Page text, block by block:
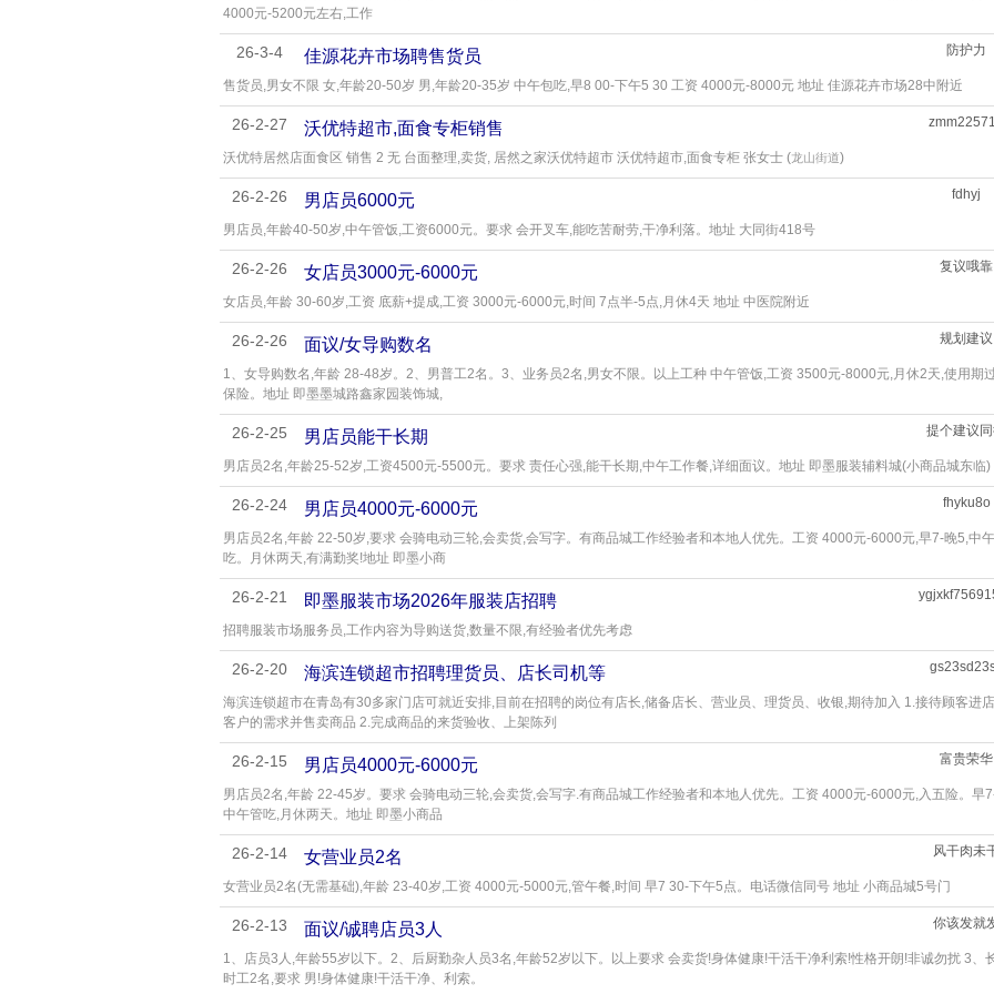
4000元-5200元左右,工作
26-3-4 佳源花卉市场聘售货员 防护力
售货员,男女不限 女,年龄20-50岁 男,年龄20-35岁 中午包吃,早8 00-下午5 30 工资 4000元-8000元 地址 佳源花卉市场28中附近
26-2-27 沃优特超市,面食专柜销售
沃优特居然店面食区 销售 2 无 台面整理,卖货, 居然之家沃优特超市 沃优特超市,面食专柜 张女士 (龙山街道)
26-2-26 男店员6000元 fdhyj
男店员,年龄40-50岁,中午管饭,工资6000元。要求 会开叉车,能吃苦耐劳,干净利落。地址 大同街418号
26-2-26 女店员3000元-6000元 复议哦靠
女店员,年龄 30-60岁,工资 底薪+提成,工资 3000元-6000元,时间 7点半-5点,月休4天 地址 中医院附近
26-2-26 面议/女导购数名 规划建议
1、女导购数名,年龄 28-48岁。2、男普工2名。3、业务员2名,男女不限。以上工种 中午管饭,工资 3500元-8000元,月休2天,使用期
保险。地址 即墨墨城路鑫家园装饰城,
26-2-25 男店员能干长期 提个建议
男店员2名,年龄25-52岁,工资4500元-5500元。要求 责任心强,能干长期,中午工作餐,详细面议。地址 即墨服装辅料城(小商品城东临)
26-2-24 男店员4000元-6000元 fhyku8o
男店员2名,年龄 22-50岁,要求 会骑电动三轮,会卖货,会写字。有商品城工作经验者和本地人优先。工资 4000元-6000元,早7-晚5,中
吃。月休两天,有满勤奖!地址 即墨小商
26-2-21 即墨服装市场2026年服装店招聘
招聘服装市场服务员,工作内容为导购送货,数量不限,有经验者优先考虑
26-2-20 海滨连锁超市招聘理货员、店长司机等
海滨连锁超市在青岛有30多家门店可就近安排,目前在招聘的岗位有店长,储备店长、营业员、理货员、收银,期待加入 1.接待顾客进
客户的需求并售卖商品 2.完成商品的来货验收、上架陈列
26-2-15 男店员4000元-6000元 富贵荣华
男店员2名,年龄 22-45岁。要求 会骑电动三轮,会卖货,会写字.有商品城工作经验者和本地人优先。工资 4000元-6000元,入五险。早
中午管吃,月休两天。地址 即墨小商品
26-2-14 女营业员2名 风干肉未
女营业员2名(无需基础),年龄 23-40岁,工资 4000元-5000元,管午餐,时间 早7 30-下午5点。电话微信同号 地址 小商品城5号门
26-2-13 面议/诚聘店员3人 你该发就
1、店员3人,年龄55岁以下。2、后厨勤杂人员3名,年龄52岁以下。以上要求 会卖货!身体健康!干活干净利索!性格开朗!非诚勿扰 3、
时工2名,要求 男!身体健康!干活干净、利索。